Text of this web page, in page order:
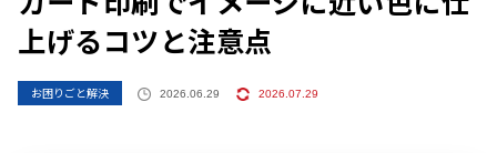
上げるコツと注意点
お困りごと解決 2026.06.29 2026.07.29